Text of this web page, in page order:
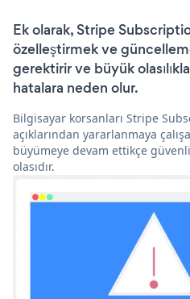
Ek olarak, Stripe
özelleştirmek ve
gerektirir ve büyük
hatalara neden olur.
Bilgisayar korsanları Stripe
açıklarından yararlanmaya
büyümeye devam ettikçe
olasıdır.